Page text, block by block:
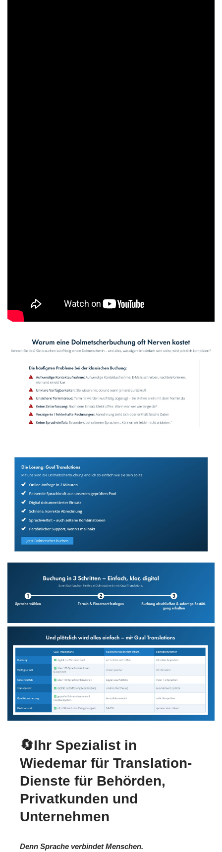
🔄Ihr Spezialist in
Wiedemar für Translation-
Dienste für Behörden,
Privatkunden und
Unternehmen
Denn Sprache verbindet Menschen.